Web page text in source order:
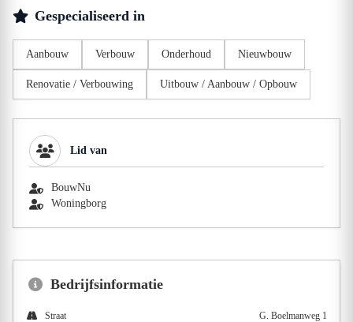
Gespecialiseerd in
Aanbouw Verbouw Onderhoud Nieuwbouw
Renovatie / Verbouwing Uitbouw / Aanbouw / Opbouw
Lid van
BouwNu
Woningborg
Bedrijfsinformatie
Straat G. Boelmanweg 1